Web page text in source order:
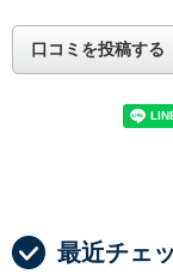
口コミを投稿する
最近チェ